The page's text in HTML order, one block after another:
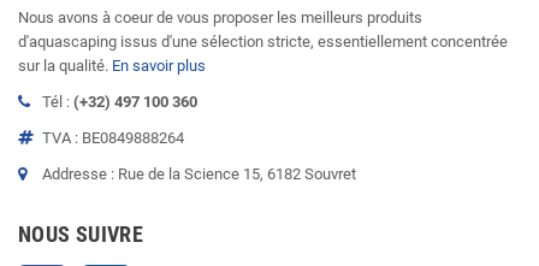
Nous avons à coeur de vous proposer les meilleurs produits
d'aquascaping issus d'une sélection stricte, essentiellement concentrée
sur la qualité. En savoir plus
Tél : (+32) 497 100 360
TVA : BE0849888264
Addresse : Rue de la Science 15, 6182 Souvret
NOUS SUIVRE